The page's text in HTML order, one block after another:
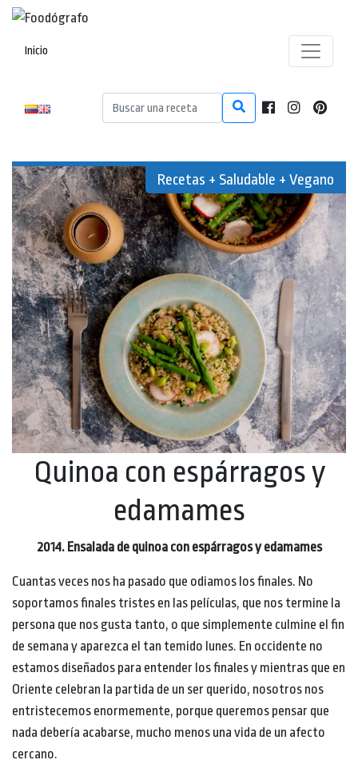
Inicio
Recetas + Saludable + Vegano
Quinoa con espárragos y
edamames
2014. Ensalada de quinoa con espárragos y edamames
Cuantas veces nos ha pasado que odiamos los finales. No
soportamos finales tristes en las películas, que nos termine la
persona que nos gusta tanto, o que simplemente culmine el fin
de semana y aparezca el tan temido lunes. En occidente no
estamos diseñados para entender los finales y mientras que en
Oriente celebran la partida de un ser querido, nosotros nos
entristecemos enormemente, porque queremos pensar que
nada debería acabarse, mucho menos una vida de un afecto
cercano.